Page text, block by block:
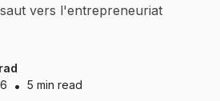
vers l'entrepreneuriat
• 5 min read